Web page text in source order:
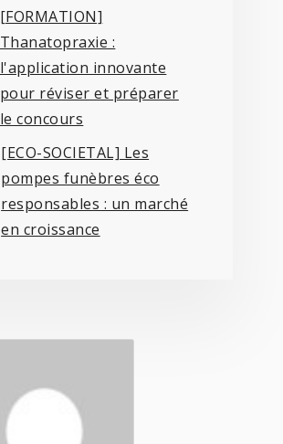
[FORMATION]
Thanatopraxie :
l'application innovante
pour réviser et préparer
le concours
[ECO-SOCIETAL] Les
pompes funèbres éco
responsables : un marché
en croissance